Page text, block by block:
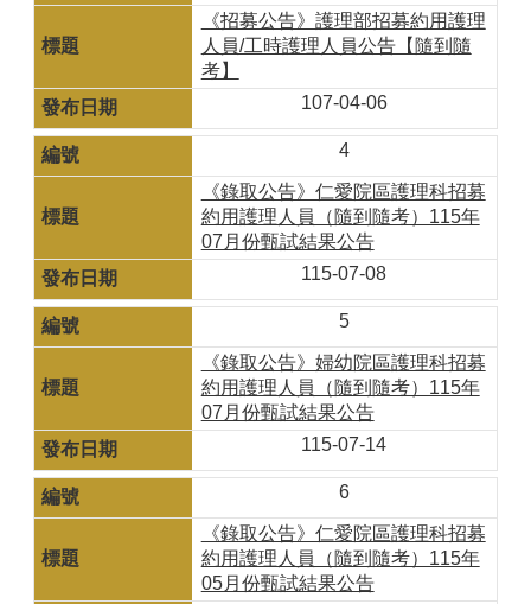
《招募公告》護理部招募約用護理
人員/工時護理人員公告【隨到隨
考】
107-04-06
4
《錄取公告》仁愛院區護理科招募
約用護理人員（隨到隨考）115年
07月份甄試結果公告
115-07-08
5
《錄取公告》婦幼院區護理科招募
約用護理人員（隨到隨考）115年
07月份甄試結果公告
115-07-14
6
《錄取公告》仁愛院區護理科招募
約用護理人員（隨到隨考）115年
05月份甄試結果公告